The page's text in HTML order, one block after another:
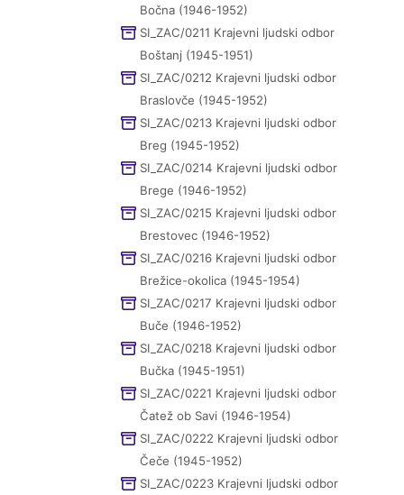
Bočna (1946-1952)
SI_ZAC/0211 Krajevni ljudski odbor
Boštanj (1945-1951)
SI_ZAC/0212 Krajevni ljudski odbor
Braslovče (1945-1952)
SI_ZAC/0213 Krajevni ljudski odbor
Breg (1945-1952)
SI_ZAC/0214 Krajevni ljudski odbor
Brege (1946-1952)
SI_ZAC/0215 Krajevni ljudski odbor
Brestovec (1946-1952)
SI_ZAC/0216 Krajevni ljudski odbor
Brežice-okolica (1945-1954)
SI_ZAC/0217 Krajevni ljudski odbor
Buče (1946-1952)
SI_ZAC/0218 Krajevni ljudski odbor
Bučka (1945-1951)
SI_ZAC/0221 Krajevni ljudski odbor
Čatež ob Savi (1946-1954)
SI_ZAC/0222 Krajevni ljudski odbor
Čeče (1945-1952)
SI_ZAC/0223 Krajevni ljudski odbor